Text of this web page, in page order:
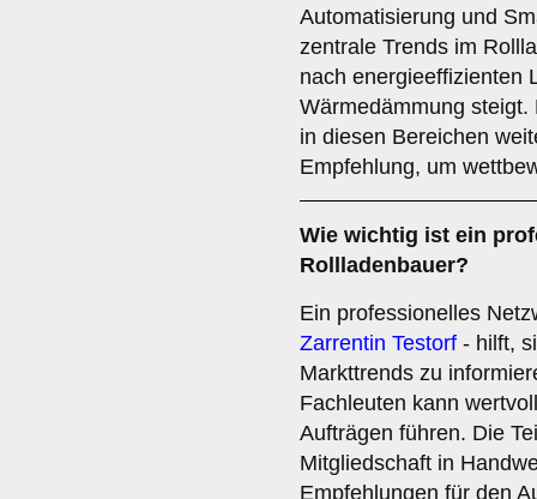
Automatisierung und
zentrale Trends im
nach energieeffizienten
Wärmedämmung
in diesen Bereichen
Empfehlung, um
Wie wichtig ist ein
Rollladenbauer?
Ein professionelles
Zarrentin Testorf - hilft,
Markttrends zu
Fachleuten kann
Aufträgen führen. Die
Mitgliedschaft in
Empfehlungen für den